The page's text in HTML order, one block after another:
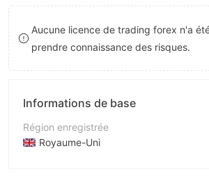
8
9Aucune licence de trading forex n'a
prendre connaissance des risques.
Informations de base
Région enregistrée
Royaume-Uni